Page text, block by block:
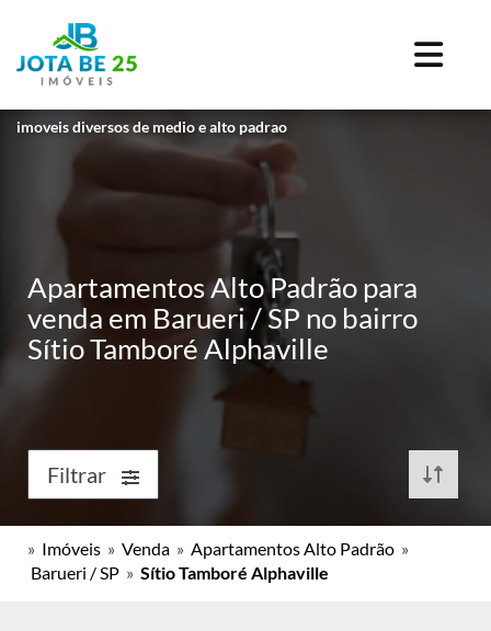
imoveis diversos de medio e alto padrao
Apartamentos Alto Padrão para
venda em Barueri / SP no bairro
Sítio Tamboré Alphaville
Filtrar
» Imóveis » Venda » Apartamentos Alto Padrão »
Barueri / SP » Sítio Tamboré Alphaville